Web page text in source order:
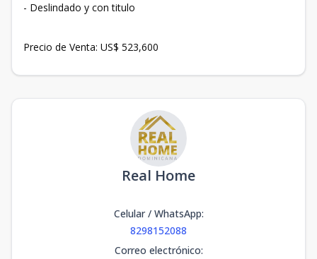
- Deslindado y con titulo
Precio de Venta: US$ 523,600
Real Home
Celular / WhatsApp:
8298152088
Correo electrónico: